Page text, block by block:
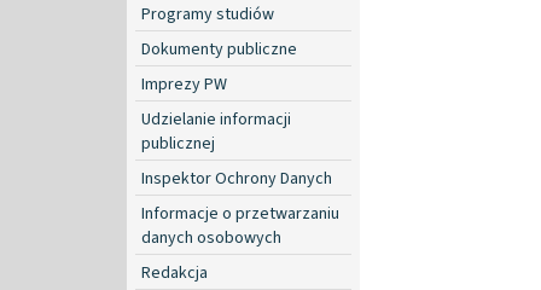
Programy studiów
Dokumenty publiczne
Imprezy PW
Udzielanie informacji
publicznej
Inspektor Ochrony Danych
Informacje o przetwarzaniu
danych osobowych
Redakcja